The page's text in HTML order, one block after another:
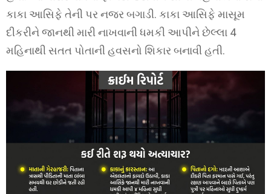
કાકા આસિફે તેની પર નજર બગાડી. કાકા આસિફે માસૂમ
દીકરીને જાનથી મારી નાખવાની ધમકી આપીને છેલ્લા 4
મહિનાથી સતત પોતાની હવસનો શિકાર બનાવી હતી.